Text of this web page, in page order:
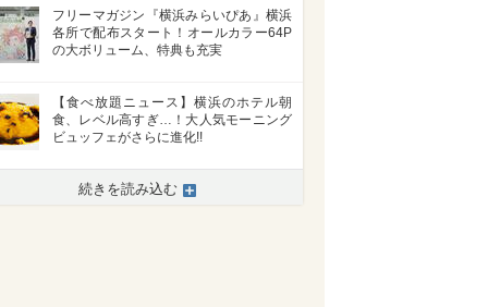
フリーマガジン『横浜みらいぴあ』横浜
各所で配布スタート！オールカラー64P
の大ボリューム、特典も充実
【食べ放題ニュース】横浜のホテル朝
食、レベル高すぎ…！大人気モーニング
ビュッフェがさらに進化!!
続きを読み込む